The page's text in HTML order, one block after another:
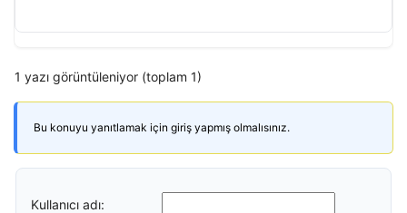
1 yazı görüntüleniyor (toplam 1)
Bu konuyu yanıtlamak için giriş yapmış olmalısınız.
Kullanıcı adı: